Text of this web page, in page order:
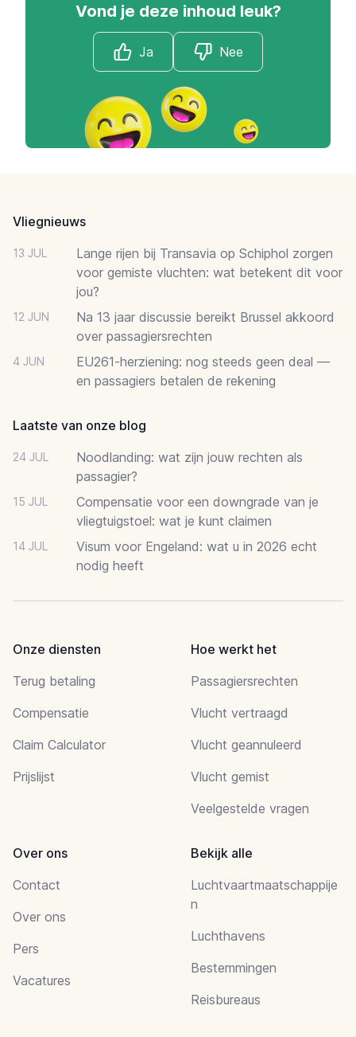
Vond je deze inhoud leuk?
Ja Nee
Vliegnieuws
13 JUL
Lange rijen bij Transavia op Schiphol zorgen
voor gemiste vluchten: wat betekent dit voor
jou?
12 JUN
Na 13 jaar discussie bereikt Brussel akkoord
over passagiersrechten
4 JUN
EU261-herziening: nog steeds geen deal —
en passagiers betalen de rekening
Laatste van onze blog
24 JUL
Noodlanding: wat zijn jouw rechten als
passagier?
15 JUL
Compensatie voor een downgrade van je
vliegtuigstoel: wat je kunt claimen
14 JUL
Visum voor Engeland: wat u in 2026 echt
nodig heeft
Onze diensten
Terug betaling
Compensatie
Claim Calculator
Prijslijst
Hoe werkt het
Passagiersrechten
Vlucht vertraagd
Vlucht geannuleerd
Vlucht gemist
Veelgestelde vragen
Over ons
Contact
Over ons
Pers
Vacatures
Bekijk alle
Luchtvaartmaatschappije
n
Luchthavens
Bestemmingen
Reisbureaus